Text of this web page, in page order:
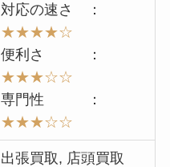
対応の速さ ：
★★★★☆
便利さ ：
★★★☆☆
専門性 ：
★★★☆☆
出張買取, 店頭買取